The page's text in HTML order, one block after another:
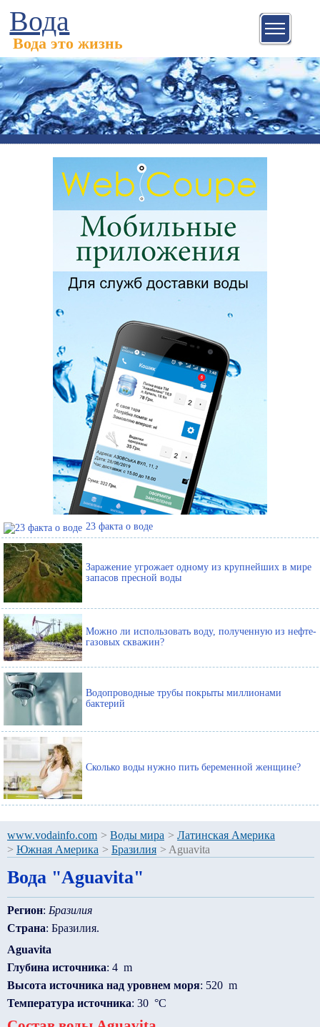
Вода
Вода это жизнь
23 факта о воде
Заражение угрожает одному из крупнейших в мире
запасов пресной воды
Можно ли использовать воду, полученную из нефте-
газовых скважин?
Водопроводные трубы покрыты миллионами
бактерий
Сколько воды нужно пить беременной женщине?
www.vodainfo.com > Воды мира > Латинская Америка
> Южная Америка > Бразилия > Aguavita
Вода "Aguavita"
Регион: Бразилия
Страна: Бразилия.
Aguavita
Глубина источника: 4 m
Высота источника над уровнем моря: 520 m
Температура источника: 30 °C